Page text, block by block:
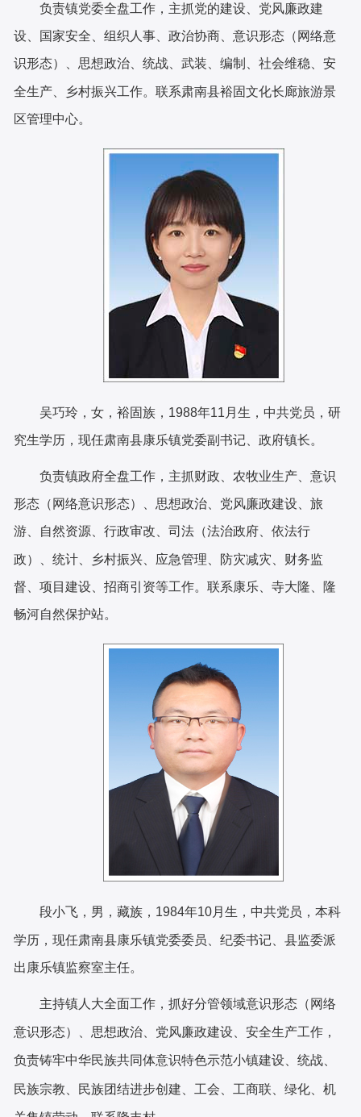
负责镇党委全盘工作，主抓党的建设、党风廉政建
设、国家安全、组织人事、政治协商、意识形态（网络意
识形态）、思想政治、统战、武装、编制、社会维稳、安
全生产、乡村振兴工作。联系肃南县裕固文化长廊旅游景
区管理中心。
吴巧玲，女，裕固族，1988年11月生， 中共党员，研
究生学历，现任肃南县康乐镇党委副书记、政府镇长。
负责镇政府全盘工作，主抓财政、农牧业生产、意识
形态（网络意识形态）、思想政治、党风廉政建设、旅
游、自然资源、行政审改、司法（法治政府、依法行
政）、统计、乡村振兴、应急管理、防灾减灾、财务监
督、项目建设、招商引资等工作。联系康乐、寺大隆、隆
畅河自然保护站。
段小飞，男，藏族，1984年10月生， 中共党员，本科
学历，现任肃南县康乐镇党委委员、纪委书记、县监委派
出康乐镇监察室主任。
主持镇人大全面工作，抓好分管领域意识形态（网络
意识形态）、思想政治、党风廉政建设、安全生产工作，
负责铸牢中华民族共同体意识特色示范小镇建设、统战、
民族宗教、民族团结进步创建、工会、工商联、绿化、机